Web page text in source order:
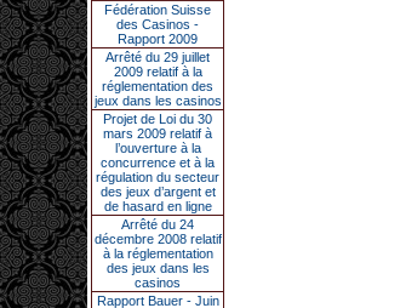
Fédération Suisse
des Casinos -
Rapport 2009
Arrêté du 29 juillet
2009 relatif à la
réglementation des
jeux dans les casinos
Projet de Loi du 30
mars 2009 relatif à
l’ouverture à la
concurrence et à la
régulation du secteur
des jeux d’argent et
de hasard en ligne
Arrêté du 24
décembre 2008 relatif
à la réglementation
des jeux dans les
casinos
Rapport Bauer - Juin